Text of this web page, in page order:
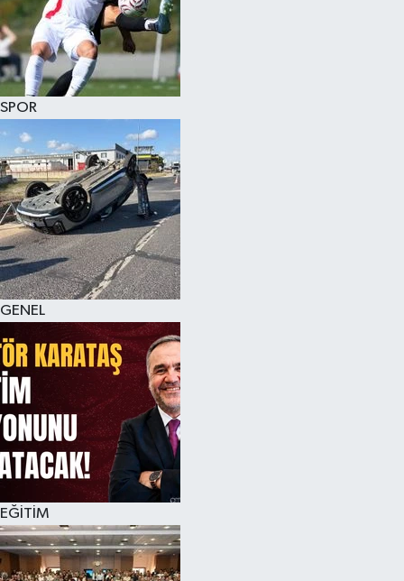
SPOR
GENEL
EĞİTİM
KÜLTÜR SANAT
MAGAZİN
SAĞLIK
SİYASET
SPOR
TEKNOLOJİ
YAŞAM